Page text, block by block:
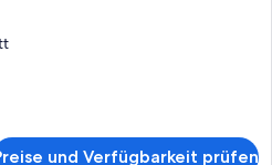
und Verfügbarkeit prüfen